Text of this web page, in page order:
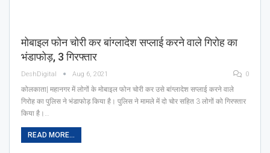
मोबाइल फोन चोरी कर बांग्लादेश सप्लाई करने वाले गिरोह का
भंडाफोड़, 3 गिरफ्तार
DeshDigital Aug 6, 2021 0
कोलकाता| महानगर में लोगों के मोबाइल फोन चोरी कर उसे बांग्लादेश सप्लाई करने वाले
गिरोह का पुलिस ने भंडाफोड़ किया है। पुलिस ने मामले में दो चोर सहित 3 लोगों को गिरफ्तार
किया है।…
READ MORE...